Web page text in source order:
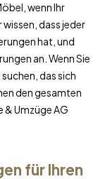
wenn Ihr
dass jeder
hat, und
an. Wenn Sie
suchen, das sich
den gesamten
& Umzüge AG
für Ihren